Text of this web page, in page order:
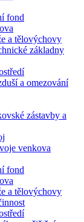
fond
a tělovýchovy
základny
a omezování
zástavby a
venkova
fond
a tělovýchovy